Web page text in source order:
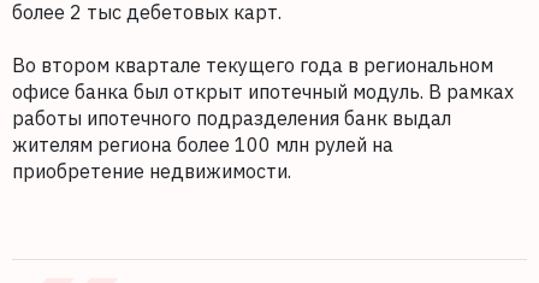
более 2 тыс дебетовых карт.
Во втором квартале текущего года в региональном
офисе банка был открыт ипотечный модуль. В рамках
работы ипотечного подразделения банк выдал
жителям региона более 100 млн рулей на
приобретение недвижимости.